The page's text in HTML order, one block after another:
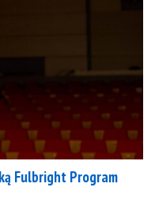
Fulbright Program